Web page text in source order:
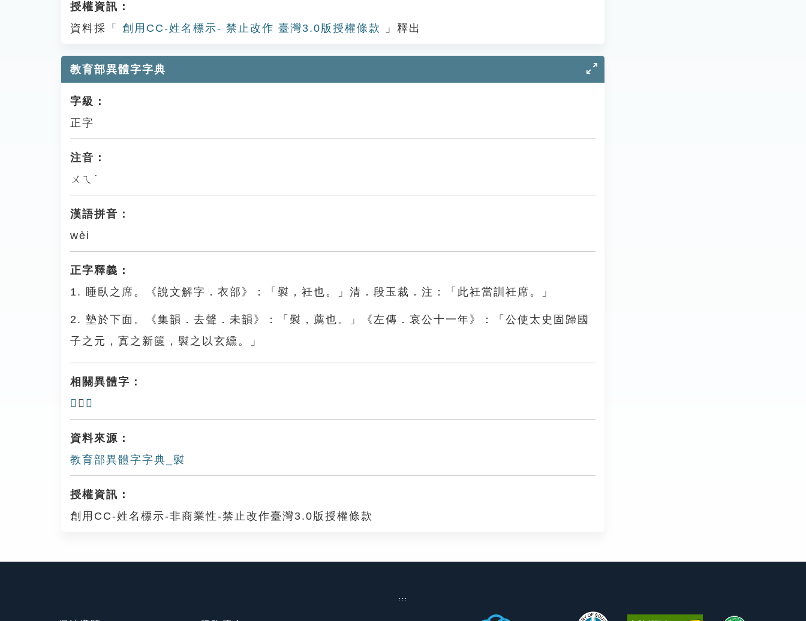
授權資訊：
資料採「
創用CC-姓名標示- 禁止改作 臺灣3.0版授權條款 」釋出
教育部異體字字典
字級：
正字
注音：
ㄨㄟˋ
漢語拼音：
wèi
正字釋義：
1. 睡臥之席。《說文解字．衣部》：「褽，衽也。」清．段玉裁．注：「此衽當訓衽席。」
2. 墊於下面。《集韻．去聲．未韻》：「褽，薦也。」《左傳．哀公十一年》：「公使太史固歸國
子之元，寘之新篋，褽之以玄纁。」
相關異體字：
𧛽 、 𧜷
資料來源：
教育部異體字字典_褽
授權資訊：
創用CC-姓名標示-非商業性-禁止改作臺灣3.0版授權條款
:::